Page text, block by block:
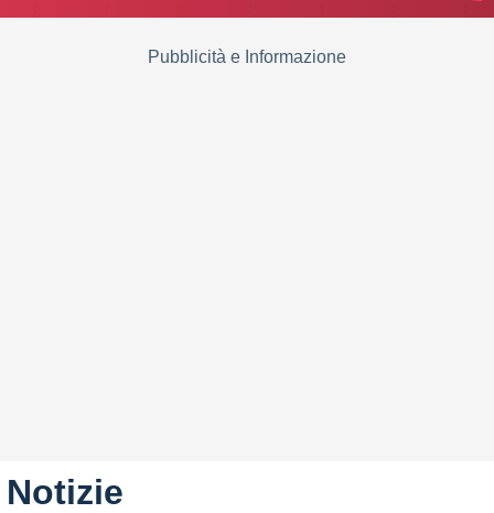
Pubblicità e Informazione
Notizie